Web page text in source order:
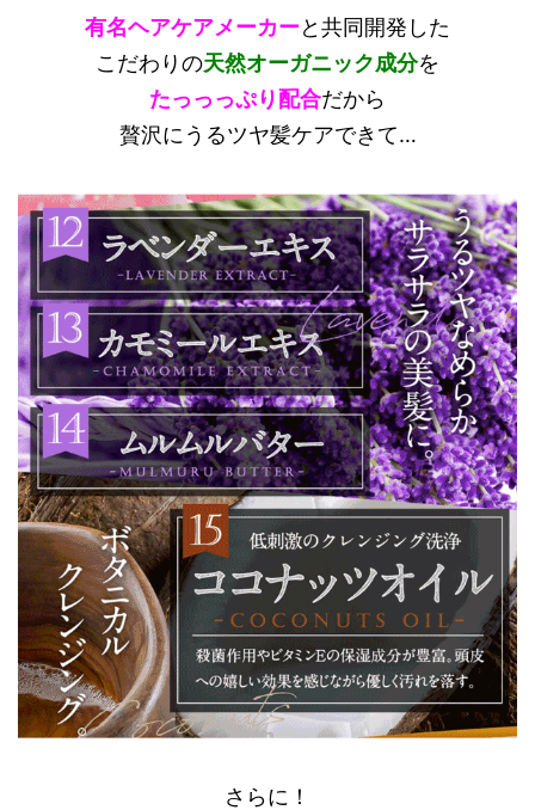
有名ヘアケアメーカーと共同開発した
こだわりの天然オーガニック成分を
たっっっぷり配合だから
贅沢にうるツヤ髪ケアできて…
さらに！